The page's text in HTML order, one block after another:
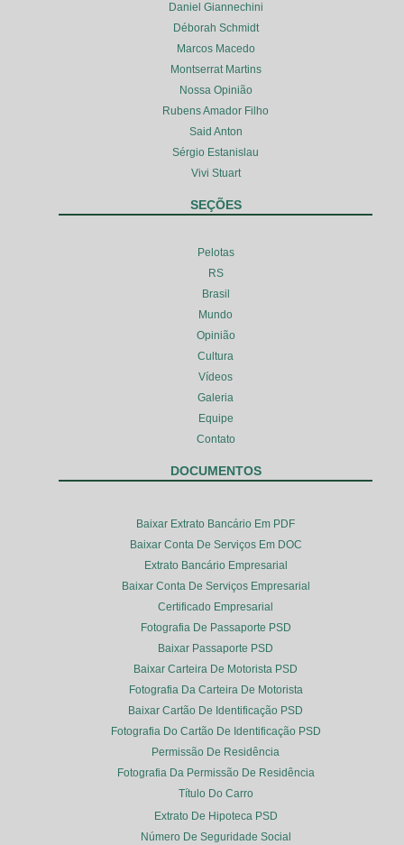
Daniel Giannechini
Déborah Schmidt
Marcos Macedo
Montserrat Martins
Nossa Opinião
Rubens Amador Filho
Said Anton
Sérgio Estanislau
Vivi Stuart
SEÇÕES
Pelotas
RS
Brasil
Mundo
Opinião
Cultura
Vídeos
Galeria
Equipe
Contato
DOCUMENTOS
Baixar Extrato Bancário Em PDF
Baixar Conta De Serviços Em DOC
Extrato Bancário Empresarial
Baixar Conta De Serviços Empresarial
Certificado Empresarial
Fotografia De Passaporte PSD
Baixar Passaporte PSD
Baixar Carteira De Motorista PSD
Fotografia Da Carteira De Motorista
Baixar Cartão De Identificação PSD
Fotografia Do Cartão De Identificação PSD
Permissão De Residência
Fotografia Da Permissão De Residência
Título Do Carro
Extrato De Hipoteca PSD
Número De Seguridade Social